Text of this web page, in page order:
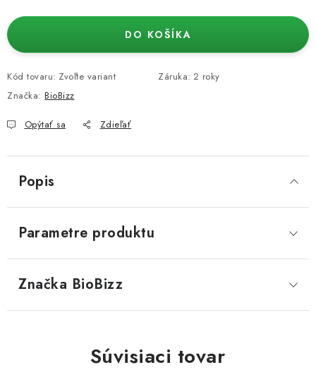
DO KOŠÍKA
Kód tovaru: Zvoľte variant Záruka: 2 roky
Značka: BioBizz
Opýtať sa Zdieľať
Popis
Parametre produktu
Značka BioBizz
Súvisiaci tovar